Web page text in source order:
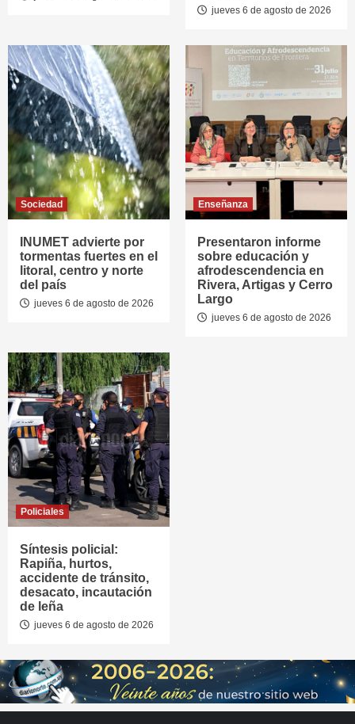
jueves 6 de agosto de 2026
Sociedad
INUMET advierte por
tormentas fuertes en el
litoral, centro y norte
del país
jueves 6 de agosto de 2026
Enseñanza
Presentaron informe
sobre educación y
afrodescendencia en
Rivera, Artigas y Cerro
Largo
jueves 6 de agosto de 2026
Policiales
Síntesis policial:
Rapiña, hurtos,
accidente de tránsito,
desacato, incautación
de leña
jueves 6 de agosto de 2026